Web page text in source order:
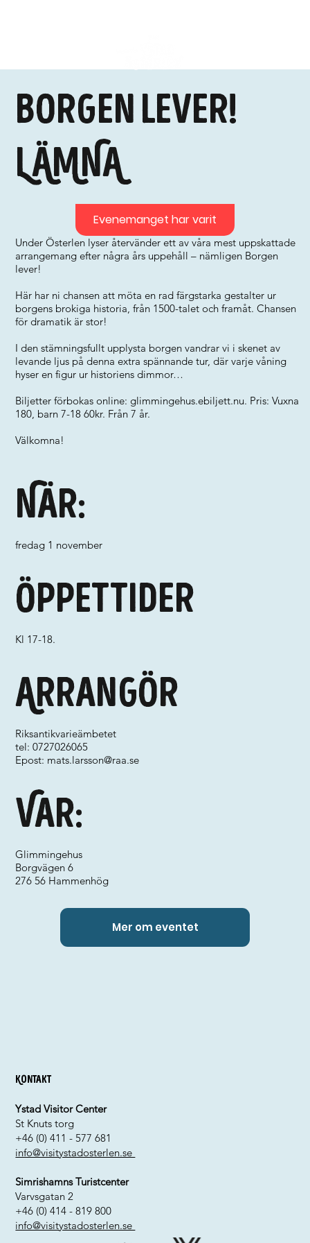
Borgen lever!
LÄMNA
Under Österlen lyser återvänder ett av våra mest uppskattade
arrangemang efter några års uppehåll – nämligen Borgen
lever!
Här har ni chansen att möta en rad färgstarka gestalter ur
borgens brokiga historia, från 1500-talet och framåt. Chansen
för dramatik är stor!
I den stämningsfullt upplysta borgen vandrar vi i skenet av
levande ljus på denna extra spännande tur, där varje våning
hyser en figur ur historiens dimmor…
Biljetter förbokas online: glimmingehus.ebiljett.nu. Pris: Vuxna
180, barn 7-18 60kr. Från 7 år.
Välkomna!
När:
fredag 1 november
Var:
Arrangör
Riksantikvarieämbetet
tel: 0727026065
Epost: mats.larsson@raa.se
Glimmingehus
Borgvägen 6
276 56 Hammenhög
Öppettider
Kl 17-18.
Mer om eventet
Evenemanget har varit
Kontakt
Ystad Visitor Center
St Knuts torg
+46 (0) 411 - 577 681
info@visitystadosterlen.se
Simrishamns Turistcenter
Varvsgatan 2
+46 (0) 414 - 819 800
info@visitystadosterlen.se